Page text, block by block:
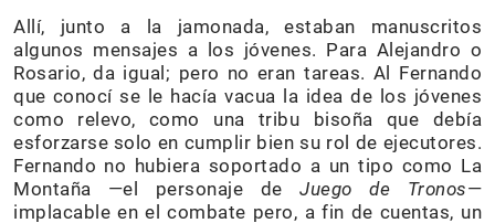
Allí, junto a la jamonada, estaban manuscritos
algunos mensajes a los jóvenes. Para Alejandro o
Rosario, da igual; pero no eran tareas. Al Fernando
que conocí se le hacía vacua la idea de los jóvenes
como relevo, como una tribu bisoña que debía
esforzarse solo en cumplir bien su rol de ejecutores.
Fernando no hubiera soportado a un tipo como La
Montaña —el personaje deJuego de Tronos—
implacable en el combate pero, a fin de cuentas, un